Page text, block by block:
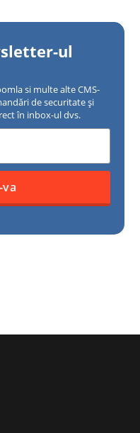
ul
si multe alte CMS-
de securitate și
în inbox-ul dvs.